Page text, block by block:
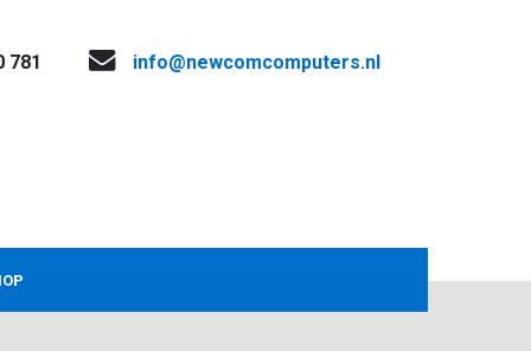
781 info@newcomcomputers.nl